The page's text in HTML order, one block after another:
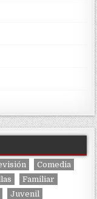
Comedia
Familiar
Juvenil